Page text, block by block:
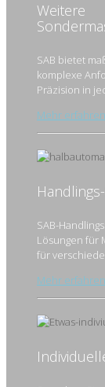
Weitere
SAB bietet
komplexe
Präzision in
Mehr erfahren
SAB-
Lösungen für
für
Mehr erfahren